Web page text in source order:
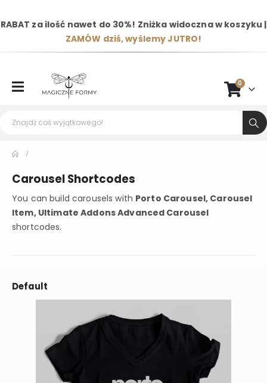
RABAT za ilość nawet do 30%! Zniżka widoczna w koszyku |
ZAMÓW dziś, wyślemy JUTRO!
0
Carousel Shortcodes
You can build carousels with Porto Carousel, Carousel
Item, Ultimate Addons Advanced Carousel
shortcodes.
Default